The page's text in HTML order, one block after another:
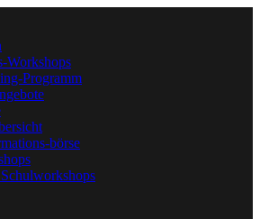
Workshops
Programm
börse